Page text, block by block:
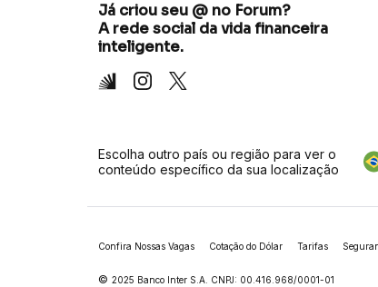
Já criou seu @ no Forum?
A rede social da vida financeira
inteligente.
Inter Instagram
X
Escolha outro país ou região para ver o
conteúdo específico da sua localização
Confira Nossas Vagas Cotação do Dólar Tarifas
© 2025 Banco Inter S.A. CNPJ: 00.416.968/0001-01